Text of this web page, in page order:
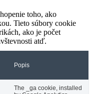
toho, ako
Tieto súbory cookie
ako je počet
atď.
Popis
The _ga cookie, installed